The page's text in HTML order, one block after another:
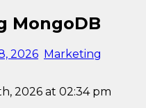
MongoDB
2026 Marketing
2026 at 02:34 pm